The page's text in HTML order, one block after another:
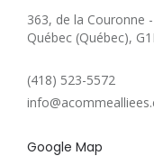
363, de la Couronne
Québec (Québec),
(418) 523-5572
Google Map